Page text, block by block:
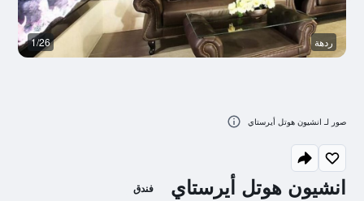
انشيون هوتل أيرستاي فندق
ردهة 1/26
صور لـ انشيون هوتل أيرستاي